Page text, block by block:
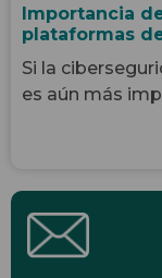
Importancia
plataformas
Si la
es aún más